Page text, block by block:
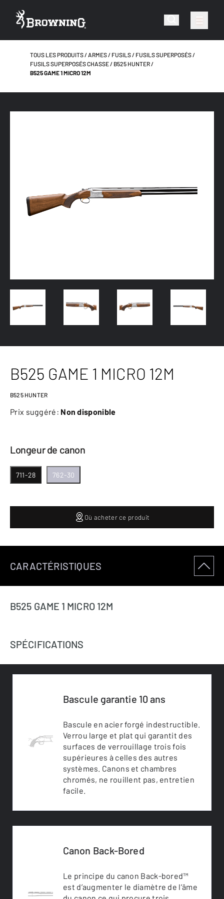
TOUS LES PRODUITS ARMES FUSILS
FUSILS SUPERPOSÉS
FUSILS SUPERPOSÉS CHASSE
B525 HUNTER
B525 GAME 1 MICRO 12M
B525 GAME 1 MICRO 12M
B525 HUNTER
Prix suggéré: Non disponible
Longeur de canon
711-28 762-30
Où acheter ce produit
CARACTÉRISTIQUES
B525 GAME 1 MICRO 12M
SPÉCIFICATIONS
Bascule garantie 10 ans
Bascule en acier forgé indestructible.
Verrou large et plat qui garantit des
surfaces de verrouillage trois fois
supérieures à celles des autres
systèmes. Canons et chambres
chromés, ne rouillent pas, entretien
facile.
Canon Back-Bored
Le principe du canon Back-bored™
est d’augmenter le diamètre de l’âme